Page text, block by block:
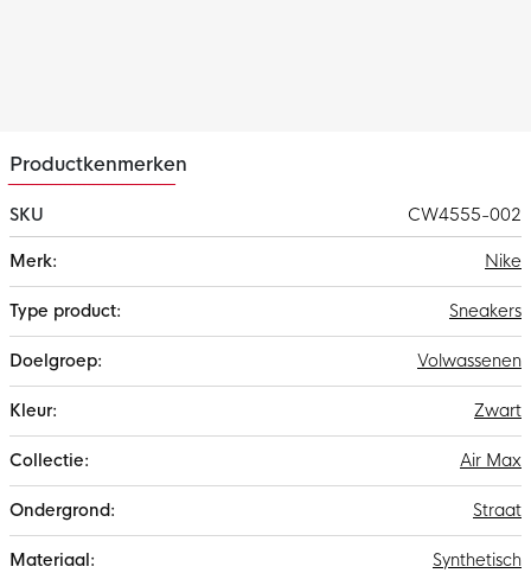
Productkenmerken
SKU
CW4555-002
informatie
Nike
Sneakers
Volwassenen
Zwart
Air Max
Straat
Synthetisch